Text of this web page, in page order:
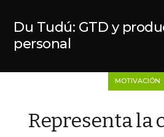
Du Tudú: GTD y
personal
MOTIVACIÓN
Representa la